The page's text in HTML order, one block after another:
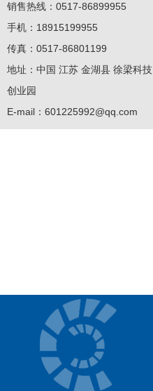
销售热线：0517-86899955
手机：18915199955
传真：0517-86801199
地址：中国 江苏 金湖县 徐梁科技
创业园
E-mail： 601225992@qq.com